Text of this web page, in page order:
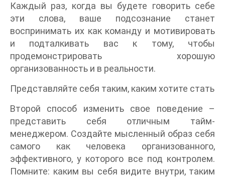
Каждый раз, когда вы будете говорить себе
эти слова, ваше подсознание станет
воспринимать их как команду и мотивировать
и подталкивать вас к тому, чтобы
продемонстрировать хорошую
организованность и в реальности.
Представляйте себя таким, каким хотите стать
Второй способ изменить свое поведение –
представить себя отличным тайм-
менеджером. Создайте мысленный образ себя
самого как человека организованного,
эффективного, у которого все под контролем.
Помните: каким вы себя видите внутри, таким